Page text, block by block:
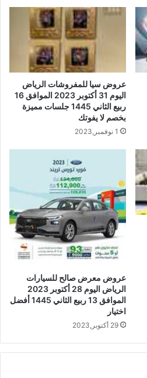
عروض سيا للمفروشات الرياض
اليوم 31 أكتوبر 2023 الموافق 16
ربيع الثاني 1445 جلسات مميزة
بخصم لا يفوتك
1 نوفمبر,2023
عروض معرض صالح للسيارات
الرياض اليوم 28 أكتوبر 2023
الموافق 13 ربيع الثاني 1445 أفضل
اختيار
29 أكتوبر,2023